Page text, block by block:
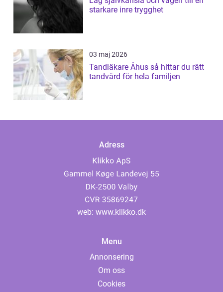
starkare inre trygghet
03 maj 2026
Tandläkare Åhus så hittar du rätt
tandvård för hela familjen
Adress
web: www.klikko.dk
Menu
Annonsering
Om oss
Cookies